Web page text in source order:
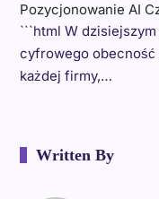
Pozycjonowanie AI
```html W
cyfrowego obecność
każdej firmy,…
Written By